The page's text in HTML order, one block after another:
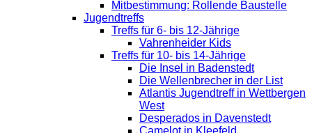
Mitbestimmung: Rollende Baustelle
Jugendtreffs
Treffs für 6- bis 12-Jährige
Vahrenheider Kids
Treffs für 10- bis 14-Jährige
Die Insel in Badenstedt
Die Wellenbrecher in der List
Atlantis Jugendtreff in Wettbergen
West
Desperados in Davenstedt
Camelot in Kleefeld